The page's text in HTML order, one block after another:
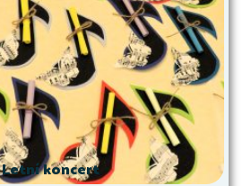
Letní koncert